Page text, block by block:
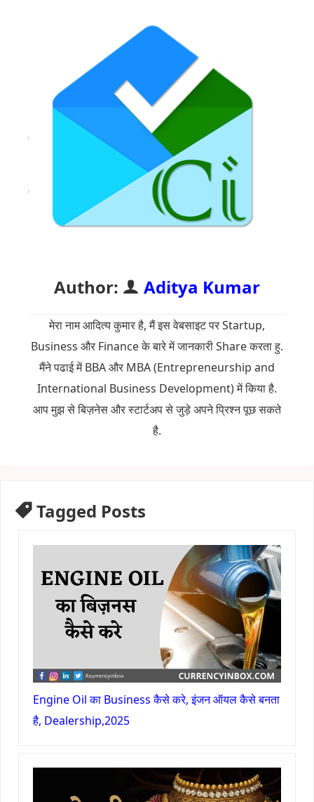
Author: Aditya Kumar
मेरा नाम आदित्य कुमार है, मैं इस वेबसाइट पर Startup,
Business और Finance के बारे में जानकारी Share करता हु.
मैंने पढाई में BBA और MBA (Entrepreneurship and
International Business Development) में किया है.
आप मुझ से बिज़नेस और स्टार्टअप से जुड़े अपने प्रिश्न पूछ सकते
है.
Tagged Posts
Engine Oil का Business कैसे करे, इंजन ऑयल कैसे बनता
है, Dealership,2025